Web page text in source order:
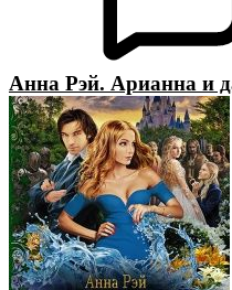
Анна Рэй. Арианна и